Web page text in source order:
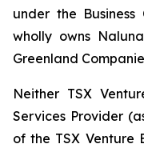
under the
wholly owns
Greenland
Neither TSX
Services Provider
of the TSX Venture